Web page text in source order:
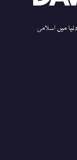
میں اسلامی